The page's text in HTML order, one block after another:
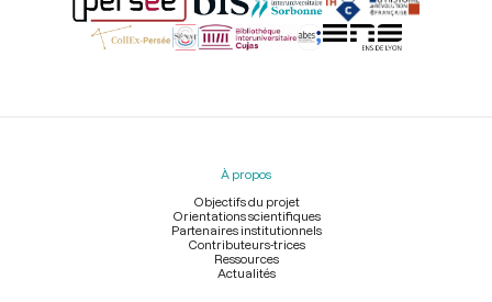
Menu
À propos
Objectifs du projet
Orientations scientifiques
Partenaires institutionnels
Contributeurs-trices
Ressources
Actualités